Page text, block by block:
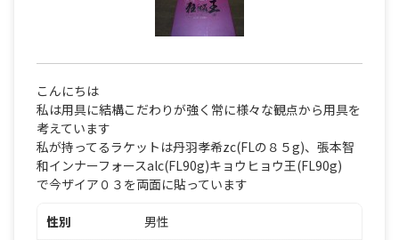
こんにちは
私は用具に結構こだわりが強く常に様々な観点から用具を
考えています
私が持ってるラケットは丹羽孝希zc(FLの８５g)、張本智
和インナーフォースalc(FL90g)キョウヒョウ王(FL90g)
で今ザイア０３を両面に貼っています
性別 男性